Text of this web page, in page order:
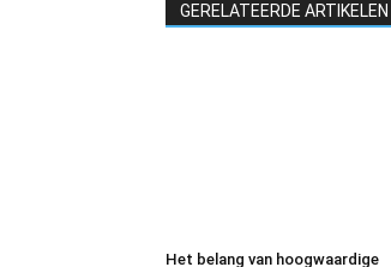
GERELATEERDE ARTIKELEN
Het belang van hoogwaardige